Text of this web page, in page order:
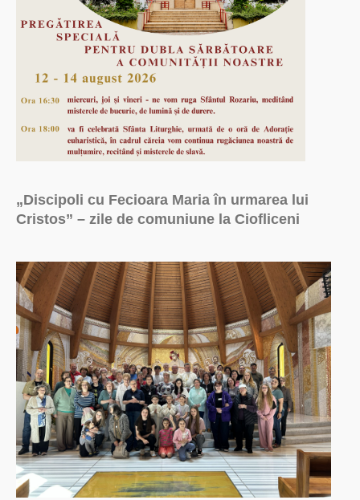
„Discipoli cu Fecioara Maria în urmarea lui
Cristos” – zile de comuniune la Ciofliceni